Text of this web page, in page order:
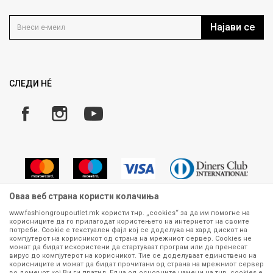
Кариера
Како да купите
Замена и рефундација на производи
Плаќање
Најави се
СЛЕДИ НÉ
Сите информации околу производите кои се изложени на нашата
онлајн продавница се стремиме да бидат конкретни, точни и прецизни,
меѓутоа не можеме да гарантираме дека се без ниту една грешка или
пак дека сите производи во моментот се достапни на залиха.
Фотографиите се најверодостојниот приказ на производот. Доколку
Оваа веб страна користи колачиња
www.fashiongroupoutlet.mk користи тнр. „cookies“ за да им помогне на
корисниците да го прилагодат користењето на интернетот на своите
потреби. Cookie е текстуален фајл кој се доделува на хард дискот на
компјутерот на корисникот од страна на мрежниот сервер. Cookies не
можат да бидат искористени да стартуваат програм или да пренесат
вирус до компјутерот на корисникот. Тие се доделуваат единствено на
корисниците и можат да бидат прочитани од страна на мрежниот сервер